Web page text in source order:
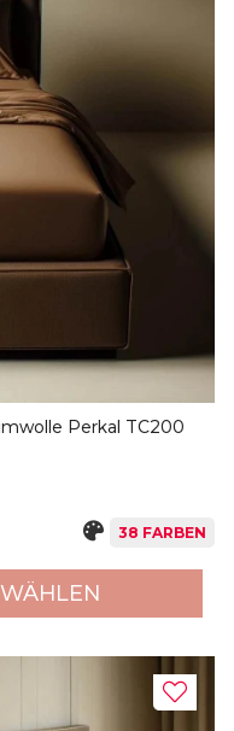
Perkal TC200
38 FARBEN